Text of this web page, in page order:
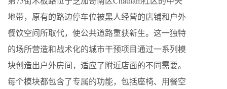
地带，原有的路边停车位被黑人经营的店铺和户外
餐饮空间所取代，使公共道路重获新生。这一独特
的场所营造和战术化的城市干预项目通过一系列模
块创造出户外房间，适应了附近店面的不同需要。
每个模块都包含了专属的功能，包括座椅、用餐空